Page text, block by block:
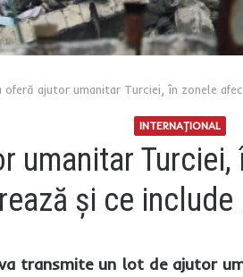
oferă ajutor umanitar Turciei, în zonele
INTERNAŢIONAL
umanitar
și ce
transmite un lot de ajutor